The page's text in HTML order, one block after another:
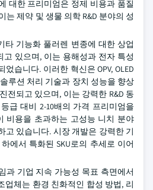
대한 프리미엄은 정제 비용과 품질
는 제약 및 생물 의학 R&D 분야의 성
타 기능화 풀러렌 변종에 대한 상업
있으며, 이는 용해성과 전자 특성
습니다. 이러한 혁신은 OPV, OLED
루션 처리 기술과 장치 성능을 향상
전되고 있으며, 이는 강력한 R&D 동
급 대비 2-10배의 가격 프리미엄을
비용을 초과하는 고성능 니치 분야
고 있습니다. 시장 개발은 강력한 기
에서 특화된 SKU로의 추세로 이어
과 기업 지속 가능성 목표 측면에서
업체는 환경 친화적인 합성 방법, 리